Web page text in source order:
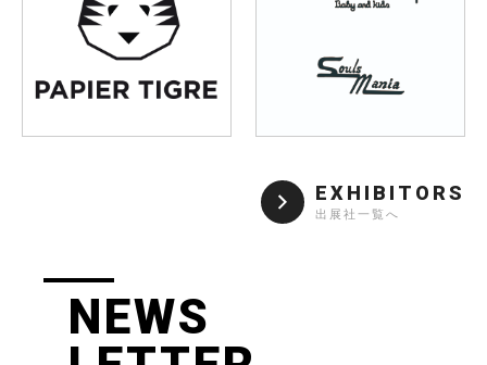
EXHIBITORS
出展社一覧へ
NEWS